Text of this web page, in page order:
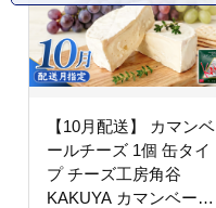
【10月配送】 カマンベ
ールチーズ 1個 缶タイ
プ チーズ工房角谷
KAKUYA カマンベール